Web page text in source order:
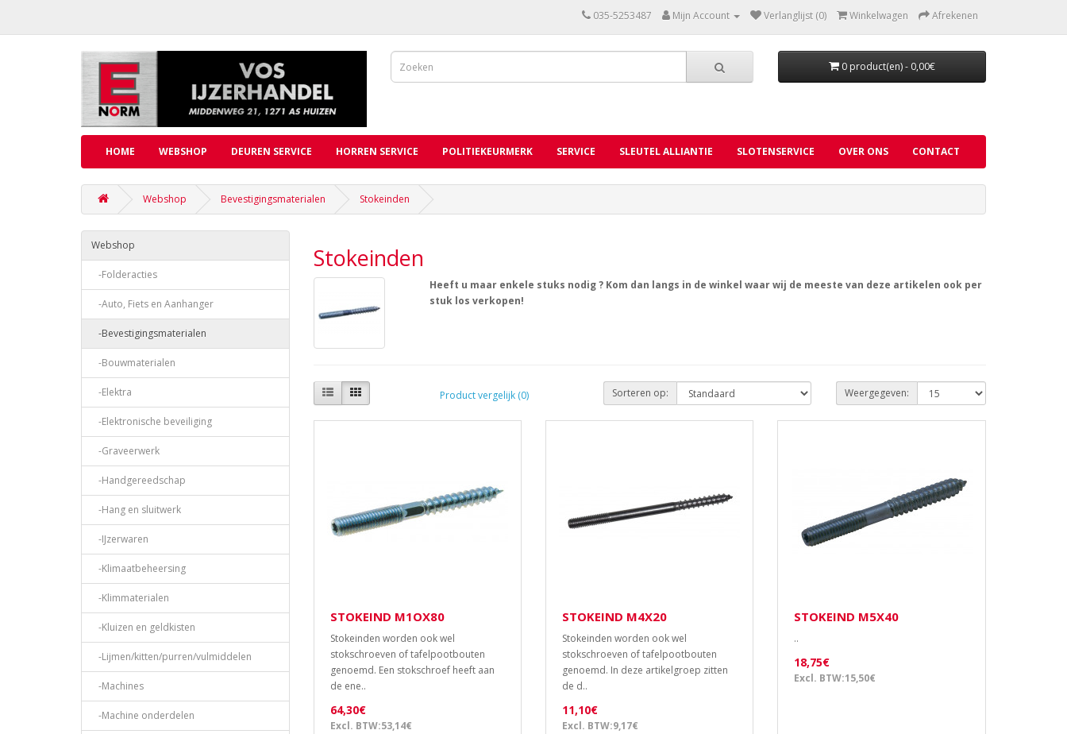
035-5253487 Mijn Account Verlanglijst (0) Winkelwagen Afrekenen
0 product(en) - 0,00€
HOME WEBSHOP DEUREN SERVICE HORREN SERVICE POLITIEKEURMERK SERVICE SLEUTEL ALLIANTIE SLOTENSERVICE OVER ONS CONTACT
Webshop Bevestigingsmaterialen Stokeinden
Webshop
-Folderacties
-Auto, Fiets en Aanhanger
-Bevestigingsmaterialen
-Bouwmaterialen
-Elektra
-Elektronische beveiliging
-Graveerwerk
-Handgereedschap
-Hang en sluitwerk
-IJzerwaren
-Klimaatbeheersing
-Klimmaterialen
-Kluizen en geldkisten
-Lijmen/kitten/purren/vulmiddelen
-Machines
-Machine onderdelen
Stokeinden
Heeft u maar enkele stuks nodig ? Kom dan langs in de winkel waar wij de meeste van deze artikelen ook per
stuk los verkopen!
Product vergelijk (0) Sorteren op: Weergegeven:
STOKEIND M1OX80
Stokeinden worden ook wel
stokschroeven of tafelpootbouten
genoemd. Een stokschroef heeft aan
de ene..
64,30€
Excl. BTW:53,14€
STOKEIND M4X20
Stokeinden worden ook wel
stokschroeven of tafelpootbouten
genoemd. In deze artikelgroep zitten
de d..
11,10€
Excl. BTW:9,17€
STOKEIND M5X40
..
18,75€
Excl. BTW:15,50€